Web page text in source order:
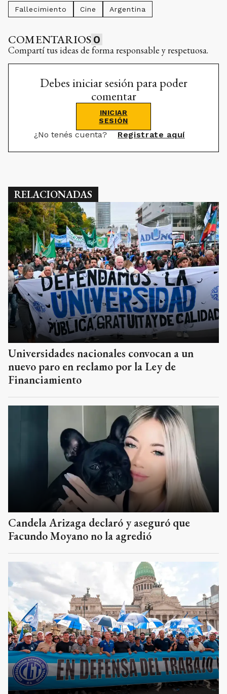
Fallecimiento Cine Argentina
COMENTARIOS 0
Compartí tus ideas de forma responsable y respetuosa.
Debes iniciar sesión para poder
comentar
INICIAR
SESIÓN
¿No tenés cuenta? Registrate aquí
RELACIONADAS
Universidades nacionales convocan a un
nuevo paro en reclamo por la Ley de
Financiamiento
Candela Arizaga declaró y aseguró que
Facundo Moyano no la agredió